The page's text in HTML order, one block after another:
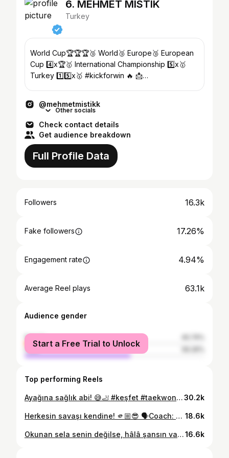
6. MEHMET MISTIK
Turkey
World Cup🏆🏆🏆🥉 World🥉 Europe🥉 European
Cup 4️⃣x🏆🥇 International Championship 5️⃣x🥇
Turkey 1️⃣5️⃣x🥇 #kickforwin 🔥 📩
@mehmetmistikk
Other socials
Check contact details
Get audience breakdown
Full Profile Data
Followers 16.3k
Fake followers 17.26%
Engagement rate 4.94%
Average Reel plays 63.1k
Audience gender
female
male
Start a Free Trial to Unlock
Top performing Reels
Ayağına sağlık abi! 😅🦶 #keşfet #taekwondo #kickboks #tekme #mi̇zah30.2k
Herkesin savaşı kendine! 🫵🏼😎 🗣️Coach: @mehmetmistikk 🥊 Fighter: @enginteksin #kickboks #coach #motivasyon #kickforwin #headcoach #motivation 18.6k
Okunan sela senin değilse, hâlâ şansın var demektir.😉 #kickforwin #keşfet #kickboxing #fighter #motivasyon16.6k